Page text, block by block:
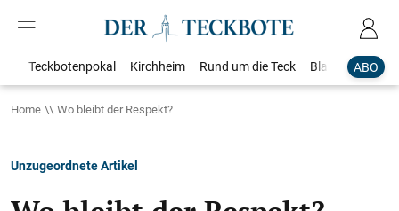
ABO
Teckbotenpokal Kirchheim Rund um die Teck Blaulicht
Home Wo bleibt der Respekt?
Unzugeordnete Artikel